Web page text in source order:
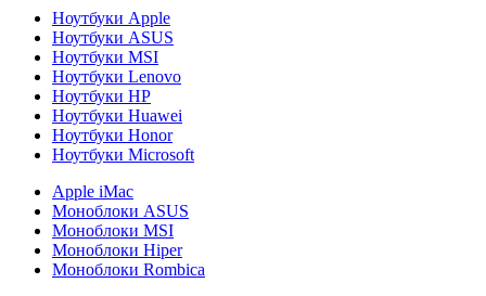
Ноутбуки Apple
Ноутбуки ASUS
Ноутбуки MSI
Ноутбуки Lenovo
Ноутбуки HP
Ноутбуки Huawei
Ноутбуки Honor
Ноутбуки Microsoft
Apple iMac
Моноблоки ASUS
Моноблоки MSI
Моноблоки Hiper
Моноблоки Rombica